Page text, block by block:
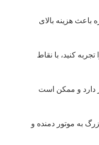
باعث هزینه بالای
کنید، با نقاط
دارد و ممکن است
به موتور دمنده و